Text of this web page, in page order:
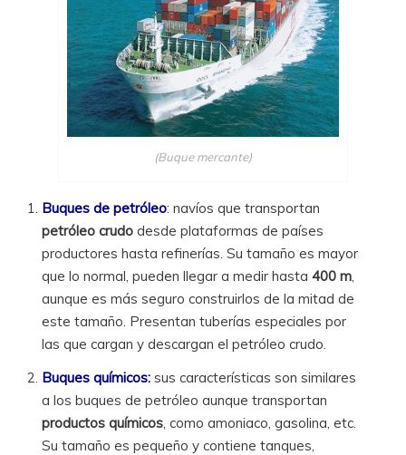
(Buque mercante)
Buques de petróleo: navíos que transportan
petróleo crudo desde plataformas de países
productores hasta refinerías. Su tamaño es mayor
que lo normal, pueden llegar a medir hasta400 m,
aunque es más seguro construirlos de la mitad de
este tamaño. Presentan tuberías especiales por
las que cargan y descargan el petróleo crudo.
Buques químicos: sus características son similares
a los buques de petróleo aunque transportan
productos químicos, como amoniaco, gasolina, etc.
Su tamaño es pequeño y contiene tanques,